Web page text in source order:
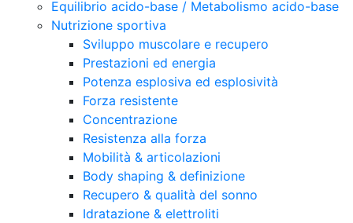
Equilibrio acido-base / Metabolismo acido-base
Nutrizione sportiva
Sviluppo muscolare e recupero
Prestazioni ed energia
Potenza esplosiva ed esplosività
Forza resistente
Concentrazione
Resistenza alla forza
Mobilità & articolazioni
Body shaping & definizione
Recupero & qualità del sonno
Idratazione & elettroliti